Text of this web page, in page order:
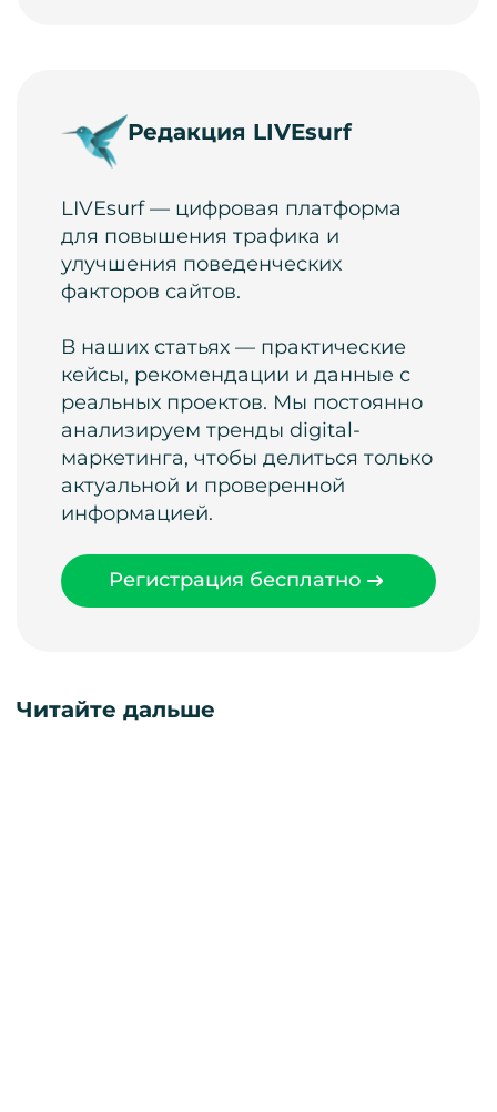
Редакция LIVEsurf
LIVEsurf — цифровая платформа
для повышения трафика и
улучшения поведенческих
факторов сайтов.
В наших статьях — практические
кейсы, рекомендации и данные с
реальных проектов. Мы постоянно
анализируем тренды digital-
маркетинга, чтобы делиться только
актуальной и проверенной
информацией.
Регистрация бесплатно
Читайте дальше